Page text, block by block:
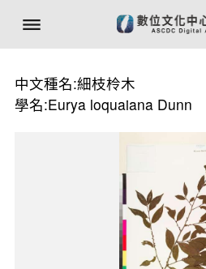
中文種名:細枝柃木
學名:Eurya loquaiana Dunn